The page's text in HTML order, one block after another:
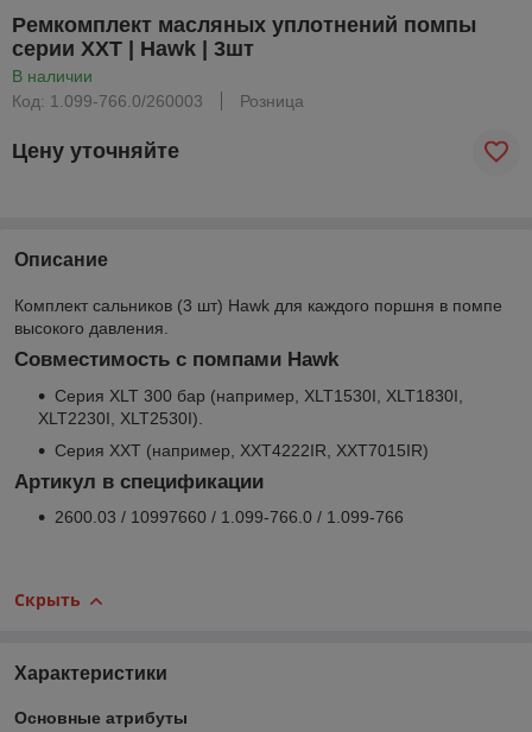
Ремкомплект масляных уплотнений помпы
серии XXT | Hawk | 3шт
В наличии
Код: 1.099-766.0/260003
Розница
Цену уточняйте
Описание
Комплект сальников (3 шт) Hawk для каждого поршня в помпе
высокого давления.
Совместимость с помпами Hawk
Серия XLT 300 бар (например, XLT1530I, XLT1830I,
XLT2230I, XLT2530I).
Серия XXT (например, XXT4222IR, XXT7015IR)
Артикул в спецификации
2600.03 / 10997660 / 1.099-766.0 / 1.099-766
Скрыть
Характеристики
Основные атрибуты